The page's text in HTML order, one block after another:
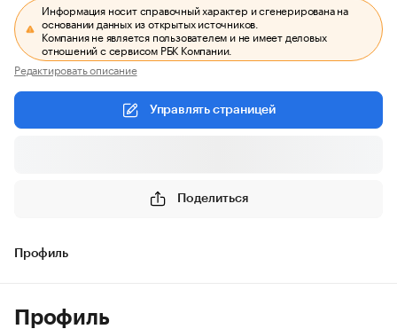
Информация носит справочный характер и сгенерирована на
основании данных из открытых источников.
Компания не является пользователем и не имеет деловых
отношений с сервисом РБК Компании.
Редактировать описание
Управлять страницей
Поделиться
Профиль
Профиль